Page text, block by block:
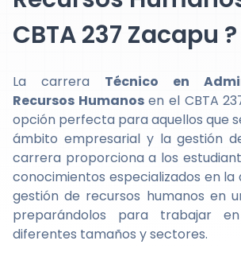
CBTA 237 Zacapu ?
La carrera Técnico en
Recursos Humanosen el CBTA
opción perfecta para aquellos que
ámbito empresarial y la gestión
carrera proporciona a los
conocimientos especializados en
gestión de recursos humanos en
preparándolos para trabajar
diferentes tamaños y sectores.